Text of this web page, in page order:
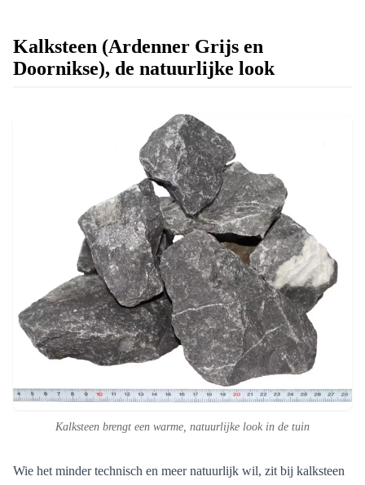
Kalksteen (Ardenner Grijs en
Doornikse), de natuurlijke look
Kalksteen brengt een warme, natuurlijke look in de tuin
Wie het minder technisch en meer natuurlijk wil, zit bij kalksteen